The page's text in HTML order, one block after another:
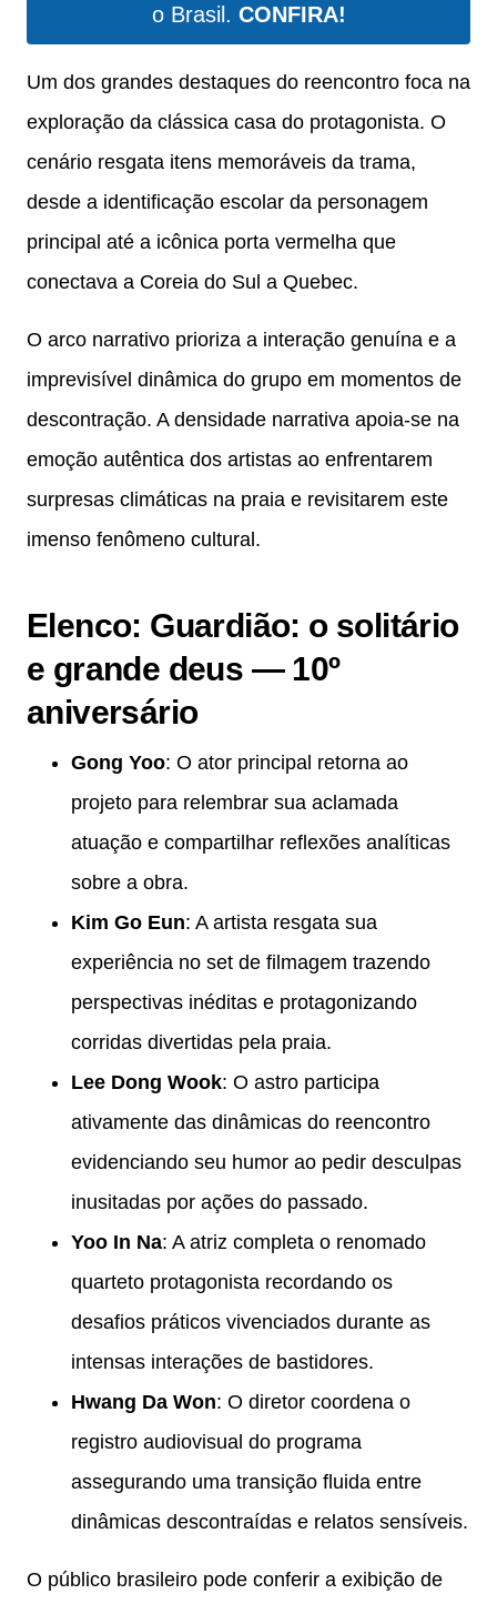
o Brasil. CONFIRA!
Um dos grandes destaques do reencontro foca na
exploração da clássica casa do protagonista. O
cenário resgata itens memoráveis da trama,
desde a identificação escolar da personagem
principal até a icônica porta vermelha que
conectava a Coreia do Sul a Quebec.
O arco narrativo prioriza a interação genuína e a
imprevisível dinâmica do grupo em momentos de
descontração. A densidade narrativa apoia-se na
emoção autêntica dos artistas ao enfrentarem
surpresas climáticas na praia e revisitarem este
imenso fenômeno cultural.
Elenco: Guardião: o solitário
e grande deus — 10º
aniversário
Gong Yoo: O ator principal retorna ao
projeto para relembrar sua aclamada
atuação e compartilhar reflexões analíticas
sobre a obra.
Kim Go Eun: A artista resgata sua
experiência no set de filmagem trazendo
perspectivas inéditas e protagonizando
corridas divertidas pela praia.
Lee Dong Wook: O astro participa
ativamente das dinâmicas do reencontro
evidenciando seu humor ao pedir desculpas
inusitadas por ações do passado.
Yoo In Na: A atriz completa o renomado
quarteto protagonista recordando os
desafios práticos vivenciados durante as
intensas interações de bastidores.
Hwang Da Won: O diretor coordena o
registro audiovisual do programa
assegurando uma transição fluida entre
dinâmicas descontraídas e relatos sensíveis.
O público brasileiro pode conferir a exibição de